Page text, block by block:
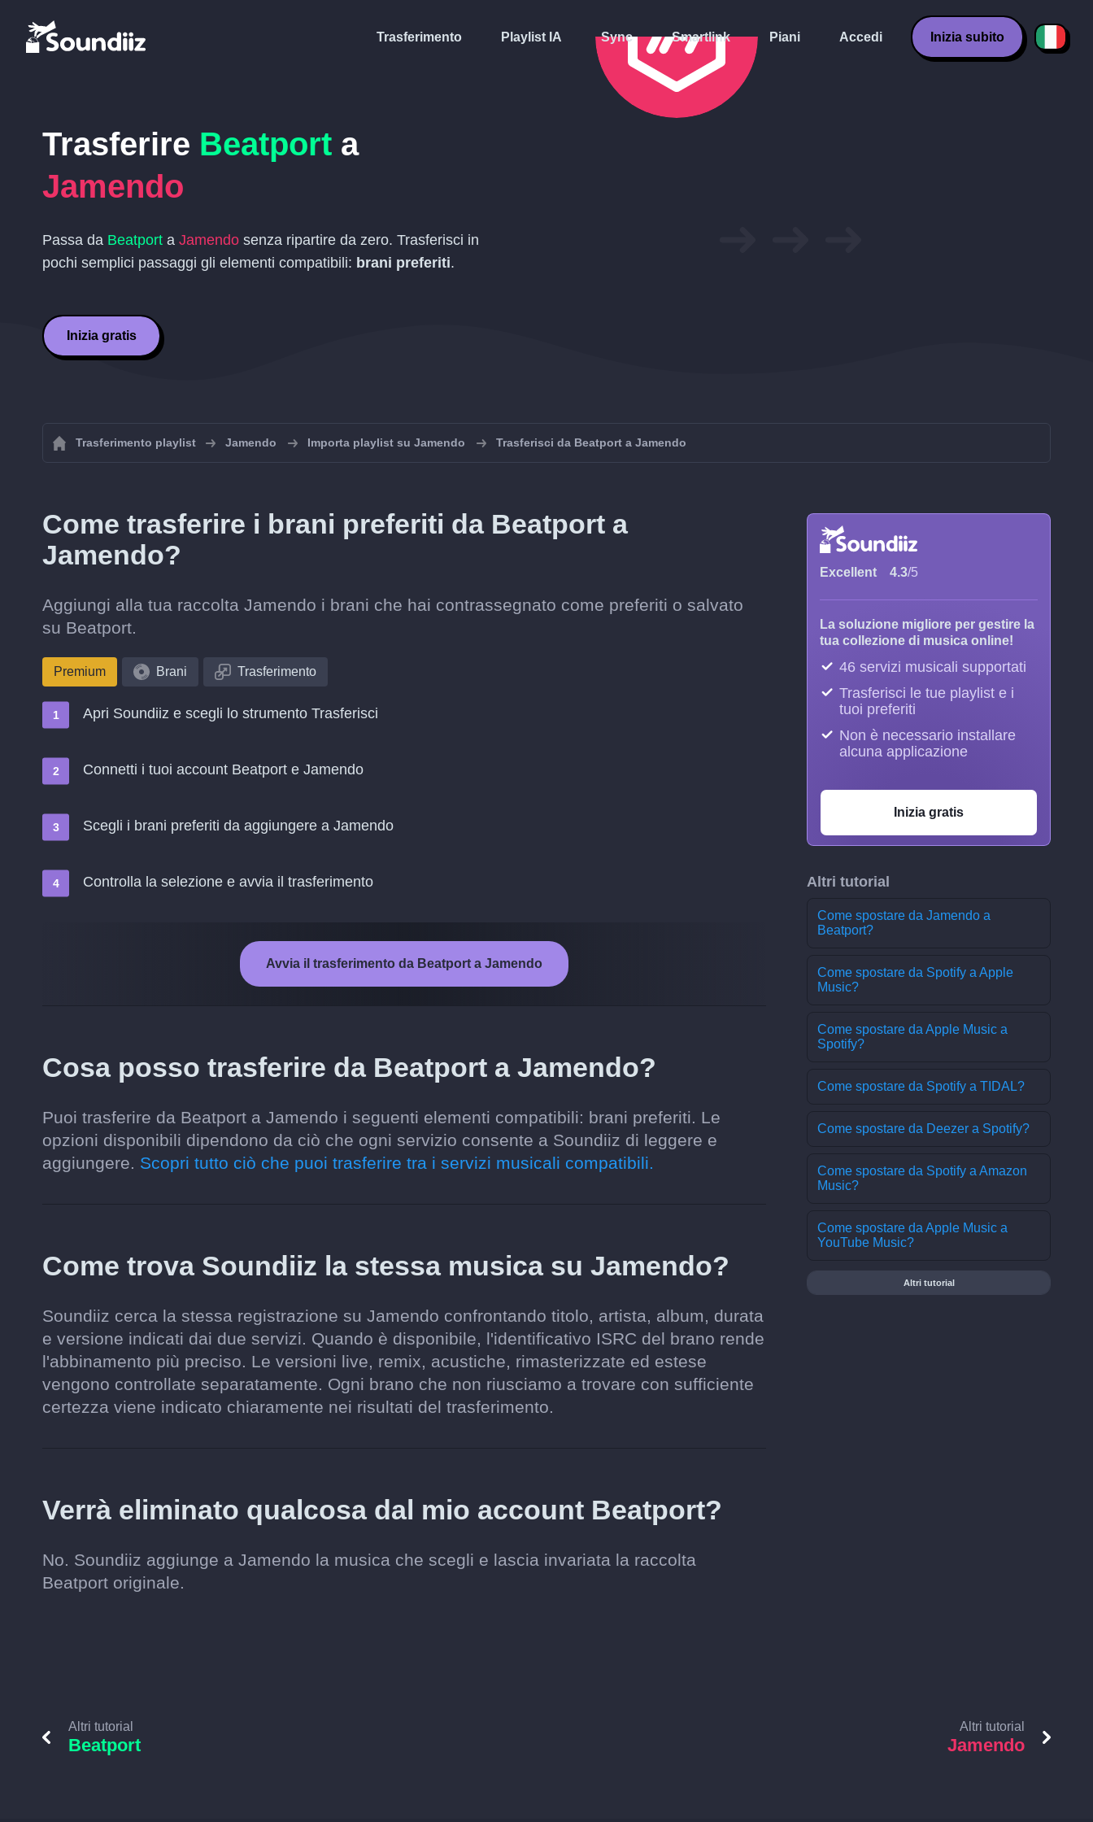
Trasferimento Playlist IA Sync Smartlink Piani Accedi Inizia subito
Trasferire Beatport a
Jamendo
Passa da Beatport a Jamendo senza ripartire da zero. Trasferisci in
pochi semplici passaggi gli elementi compatibili: brani preferiti.
Inizia gratis
Trasferimento playlist Jamendo Importa playlist su Jamendo Trasferisci da Beatport a Jamendo
Come trasferire i brani preferiti da Beatport a
Jamendo?
Aggiungi alla tua raccolta Jamendo i brani che hai contrassegnato come preferiti o salvato
su Beatport.
Premium Brani Trasferimento
Apri Soundiiz e scegli lo strumento Trasferisci
Connetti i tuoi account Beatport e Jamendo
Scegli i brani preferiti da aggiungere a Jamendo
Controlla la selezione e avvia il trasferimento
Avvia il trasferimento da Beatport a Jamendo
Cosa posso trasferire da Beatport a Jamendo?
Puoi trasferire da Beatport a Jamendo i seguenti elementi compatibili: brani preferiti. Le
opzioni disponibili dipendono da ciò che ogni servizio consente a Soundiiz di leggere e
aggiungere. Scopri tutto ciò che puoi trasferire tra i servizi musicali compatibili.
Come trova Soundiiz la stessa musica su Jamendo?
Soundiiz cerca la stessa registrazione su Jamendo confrontando titolo, artista, album, durata
e versione indicati dai due servizi. Quando è disponibile, l'identificativo ISRC del brano rende
l'abbinamento più preciso. Le versioni live, remix, acustiche, rimasterizzate ed estese
vengono controllate separatamente. Ogni brano che non riusciamo a trovare con sufficiente
certezza viene indicato chiaramente nei risultati del trasferimento.
Verrà eliminato qualcosa dal mio account Beatport?
No. Soundiiz aggiunge a Jamendo la musica che scegli e lascia invariata la raccolta
Beatport originale.
Excellent 4.3/5
La soluzione migliore per gestire la
tua collezione di musica online!
46 servizi musicali supportati
Trasferisci le tue playlist e i
tuoi preferiti
Non è necessario installare
alcuna applicazione
Inizia gratis
Altri tutorial
Come spostare da Jamendo a
Beatport?
Come spostare da Spotify a Apple
Music?
Come spostare da Apple Music a
Spotify?
Come spostare da Spotify a TIDAL?
Come spostare da Deezer a Spotify?
Come spostare da Spotify a Amazon
Music?
Come spostare da Apple Music a
YouTube Music?
Altri tutorial
Altri tutorial
Beatport
Altri tutorial
Jamendo